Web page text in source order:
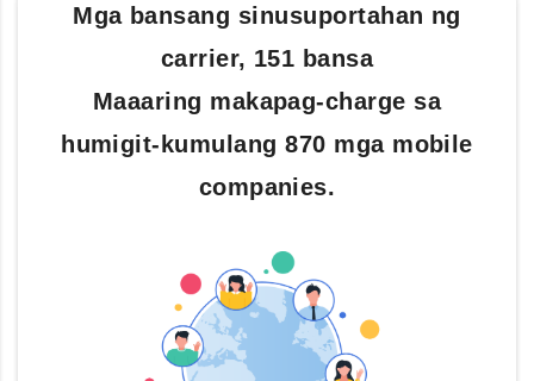
Mga bansang sinusuportahan ng
carrier, 151 bansa
Maaaring makapag-charge sa
humigit-kumulang 870 mga mobile
companies.